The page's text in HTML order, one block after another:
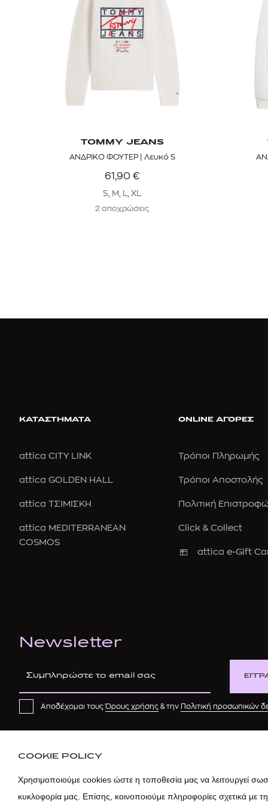
TOMMY JEANS
ΑΝΔΡΙΚΟ ΦΟΥΤΕΡ | Λευκό S
61,90 €
S, M, L, XL
2 αποχρώσεις
ΚΑΤΑΣΤΗΜΑΤΑ
attica CITY LINK
attica GOLDEN HALL
attica ΤΣΙΜΙΣΚΗ
attica MEDITERRANEAN
COSMOS
ONLINE ΑΓΟΡΕΣ
Τρόποι Πληρωμής
Τρόποι Αποστολής
Πολιτική
Click & Collect
attica e-Gift
Newsletter
Αποδέχομαι τουςΌρους χρήσης & την Πολιτική προσωπικών
COOKIE POLICY
Χρησιμοποιούμε cookies ώστε η τοποθεσία μας να λειτουργεί
κυκλοφορία μας. Επίσης, κοινοποιούμε πληροφορίες σχετικά